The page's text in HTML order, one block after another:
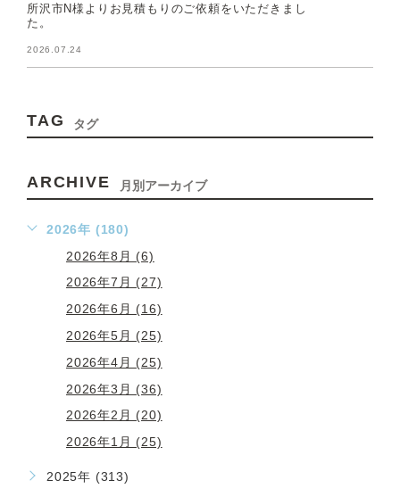
所沢市N様よりお見積もりのご依頼をいただきまし
た。
2026.07.24
TAG タグ
ARCHIVE 月別アーカイブ
2026年 (180)
2026年8月 (6)
2026年7月 (27)
2026年6月 (16)
2026年5月 (25)
2026年4月 (25)
2026年3月 (36)
2026年2月 (20)
2026年1月 (25)
2025年 (313)